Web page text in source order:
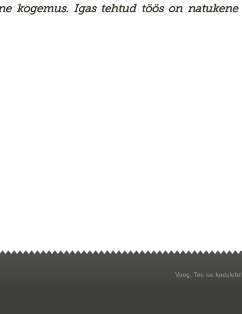
kogemus. Igas tehtud töös on natukene
Voog. Tee ise koduleht!